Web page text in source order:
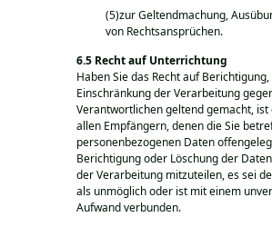
(5)zur Geltendmachung,
von Rechtsansprüchen.
Recht auf Unterrichtung
Haben Sie das Recht auf
Einschränkung der Verarbeitung
Verantwortlichen geltend gemacht,
allen Empfängern, denen die Sie
personenbezogenen Daten
Berichtigung oder Löschung der
der Verarbeitung mitzuteilen, es sei
als unmöglich oder ist mit einem
Aufwand verbunden.